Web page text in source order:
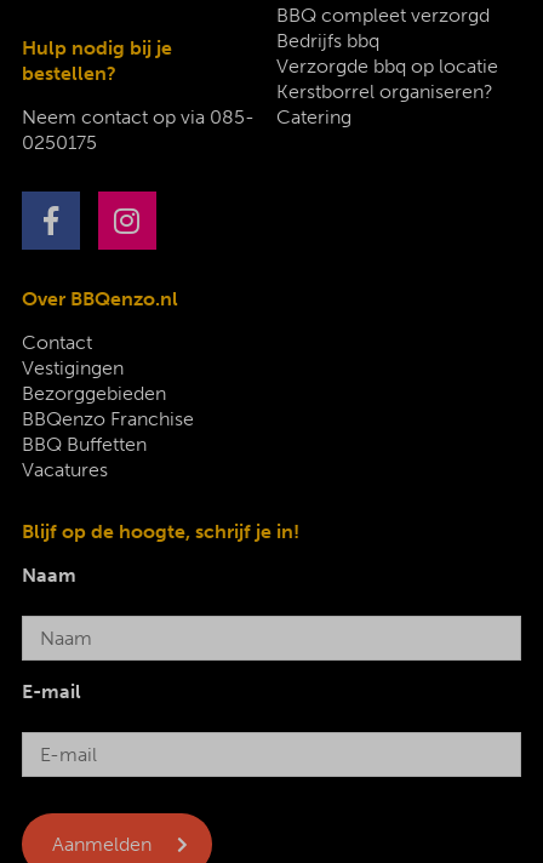
Hulp nodig bij je
bestellen?
Neem contact op via 085-
0250175
BBQ compleet verzorgd
Bedrijfs bbq
Verzorgde bbq op locatie
Kerstborrel organiseren?
Catering
Over BBQenzo.nl
Contact
Vestigingen
Bezorggebieden
BBQenzo Franchise
BBQ Buffetten
Vacatures
Blijf op de hoogte, schrijf je in!
Naam
E-mail